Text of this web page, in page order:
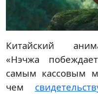
Китайский
«Нэчжа
самым кассовым
чем